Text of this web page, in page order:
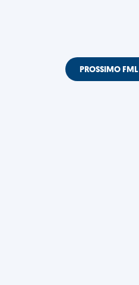
PROSSIMO FML